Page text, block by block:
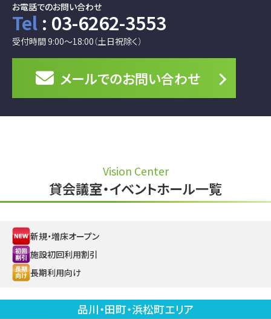
お電話でのお問い合わせ
Tel : 03-6262-3553
受付時間 9:00～18:00（土日祝除く）
メールでのお問い合わせ
Vision Center
貸会議室・イベントホール一覧
新規・増床オープン
施設初回利用割引
長期利用向け
品川・田町・浜松町エリア